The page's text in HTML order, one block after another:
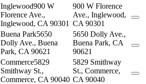
Inglewood900 W
Florence Ave.,
Inglewood, CA 90301
900 W Florence
Ave., Inglewood,
CA 90301
Buena Park5650
Dolly Ave., Buena
Park, CA 90621
5650 Dolly Ave.,
Buena Park, CA
90621
Commerce5829
Smithway St.,
Commerce, CA 90040
5829 Smithway
St., Commerce,
CA 90040